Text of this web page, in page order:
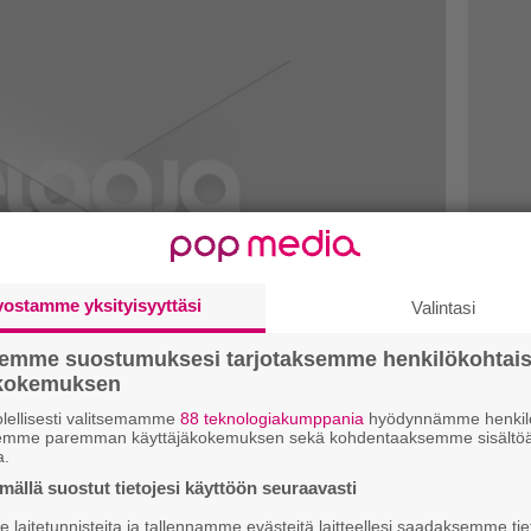
peliksi
Fallout 4:n ohella sarja laajenee
yksityisyyttäsi Valintasi
suostumuksesi tarjotaksemme
valitsemamme 88 teknologiakumppania hyödynnämme
paremman käyttäjäkokemuksen sekä kohdentaaksemme
suostut tietojesi käyttöön seuraavasti
laitetunnisteita ja tallennamme evästeitä laitteellesi saadaksemme